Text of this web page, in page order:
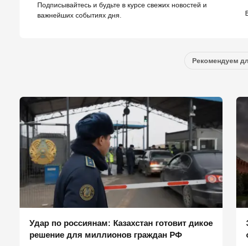
Подписывайтесь и будьте в курсе свежих новостей и
важнейших событиях дня.
Рекомендуем
Удар по россиянам: Казахстан готовит дикое
решение для миллионов граждан РФ